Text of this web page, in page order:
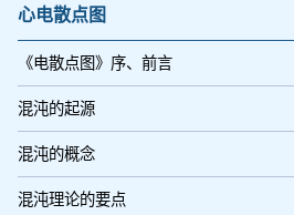
心电散点图
《电散点图》序、前言
混沌的起源
混沌的概念
混沌理论的要点